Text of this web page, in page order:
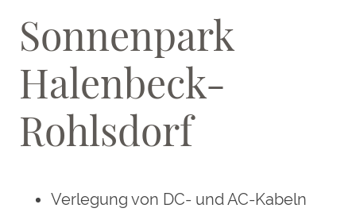
Sonnenpark
Halenbeck-
Rohlsdorf
Verlegung von DC- und AC-Kabeln